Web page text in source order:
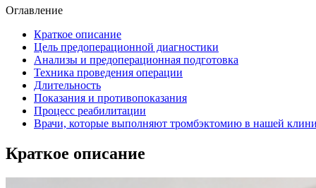
Оглавление
Краткое описание
Цель предоперационной диагностики
Анализы и предоперационная подготовка
Техника проведения операции
Длительность
Показания и противопоказания
Процесс реабилитации
Врачи, которые выполняют тромбэктомию в нашей
Краткое описание